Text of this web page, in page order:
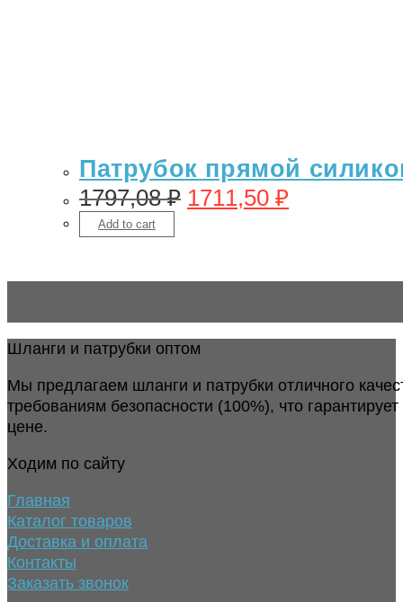
Патрубок прямой
1797,08₽ 1711,50 ₽
Add to cart
Шланги и патрубки оптом
Мы предлагаем шланги и патрубки отличного
требованиям безопасности (100%), что
цене.
Ходим по сайту
Главная
Каталог товаров
Доставка и оплата
Контакты
Заказать звонок